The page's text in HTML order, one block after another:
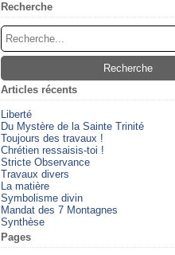
Recherche
Articles récents
Liberté
Du Mystère de la Sainte Trinité
Toujours des travaux !
Chrétien ressaisis-toi !
Stricte Observance
Travaux divers
La matière
Symbolisme divin
Mandat des 7 Montagnes
Synthèse
Pages